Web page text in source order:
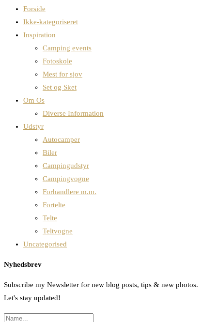
Forside
Ikke-kategoriseret
Inspiration
Camping events
Fotoskole
Mest for sjov
Set og Sket
Om Os
Diverse Information
Udstyr
Autocamper
Biler
Campingudstyr
Campingvogne
Forhandlere m.m.
Fortelte
Telte
Teltvogne
Uncategorised
Nyhedsbrev
Subscribe my Newsletter for new blog posts, tips & new photos.
Let's stay updated!